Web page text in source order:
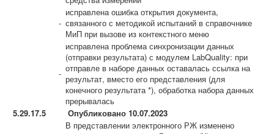
-
исправлена ошибка открытия документа,
связанного с методикой испытаний в справочнике
МиП при вызове из контекстного меню
-
исправлена проблема синхронизации данных
(отправки результата) с модулем LabQuality: при
отправле в наборе данных оставалась ссылка на
результат, вместо его представления (для
конечного результата *), обработка набора данных
прерывалась
5.29.17.5
Опубликовано 10.07.2023
В представлении электронного РЖ изменено